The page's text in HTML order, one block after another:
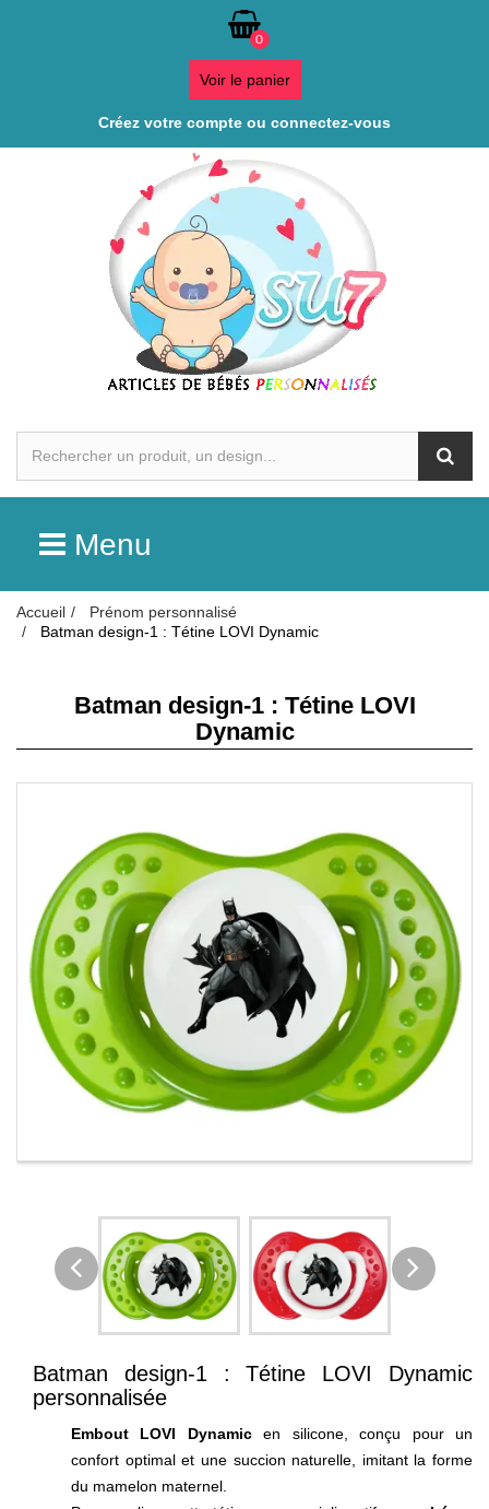
0
Voir le panier
Créez votre compte ou connectez-vous
Menu
Accueil
Prénom personnalisé
Batman design-1 : Tétine LOVI Dynamic
Batman design-1 : Tétine LOVI
Dynamic
Batman design-1 : Tétine LOVI Dynamic
personnalisée
Embout LOVI Dynamicen silicone, conçu pour un
confort optimal et une succion naturelle, imitant la forme
du mamelon maternel.